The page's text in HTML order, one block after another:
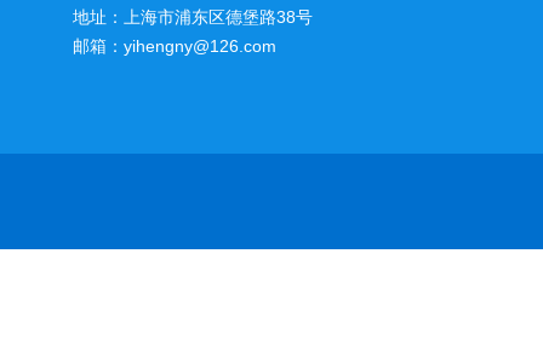
地址：上海市浦东区德堡路38号
邮箱：yihengny@126.com